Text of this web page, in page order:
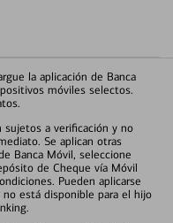
la aplicación de Banca
móviles selectos.
a verificación y no
Se aplican otras
Banca Móvil, seleccione
de Cheque vía Móvil
Pueden aplicarse
está disponible para el hijo